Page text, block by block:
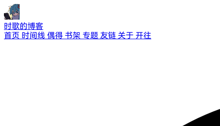
时歌的博客
首页 时间线 偶得 书架 专题 友链 关于 开往